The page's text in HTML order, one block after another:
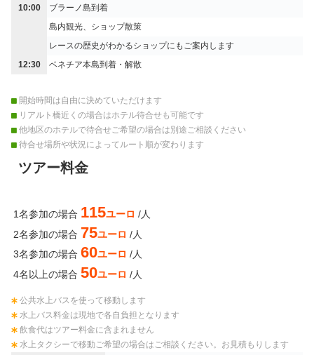
10:00
ブラーノ島到着
島内観光、ショップ散策
レースの歴史がわかるショップにもご案内します
12:30
ベネチア本島到着・解散
開始時間は自由に決めていただけます
リアルト橋近くの場合はホテル待合せも可能です
他地区のホテルで待合せご希望の場合は別途ご相談ください
待合せ場所や状況によってルート順が変わります
ツアー料金
1名参加の場合 115ユーロ /人
2名参加の場合 75ユーロ /人
3名参加の場合 60ユーロ /人
4名以上の場合 50ユーロ /人
公共水上バスを使って移動します
水上バス料金は現地で各自負担となります
飲食代はツアー料金に含まれません
水上タクシーで移動ご希望の場合はご相談ください。お見積もりします